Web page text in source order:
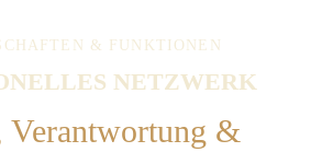
& FUNKTIONEN
NETZWERK
Verantwortung &